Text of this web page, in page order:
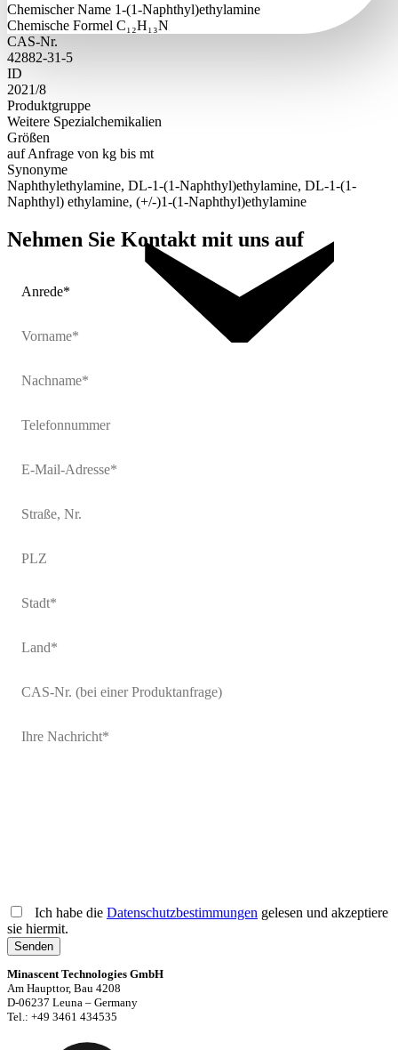
Chemischer Name 1-(1-Naphthyl)ethylamine
Chemische Formel C₁₂H₁₃N
CAS-Nr.
42882-31-5
ID
2021/8
Produktgruppe
Weitere Spezialchemikalien
Größen
auf Anfrage von kg bis mt
Synonyme
Naphthylethylamine, DL-1-(1-Naphthyl)ethylamine, DL-1-(1-
Naphthyl) ethylamine, (+/-)1-(1-Naphthyl)ethylamine
Nehmen Sie Kontakt mit uns auf
Ich habe die Datenschutzbestimmungen gelesen und akzeptiere
sie hiermit.
Senden
Minascent Technologies GmbH
Am Haupttor, Bau 4208
D-06237 Leuna – Germany
Tel.: +49 3461 434535